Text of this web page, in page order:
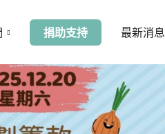
捐助支持 最新消息